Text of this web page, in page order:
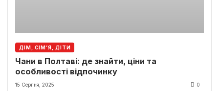
ДІМ, СІМ’Я, ДІТИ
Чани в Полтаві: де знайти, ціни та
особливості відпочинку
15 Серпня, 2025 0